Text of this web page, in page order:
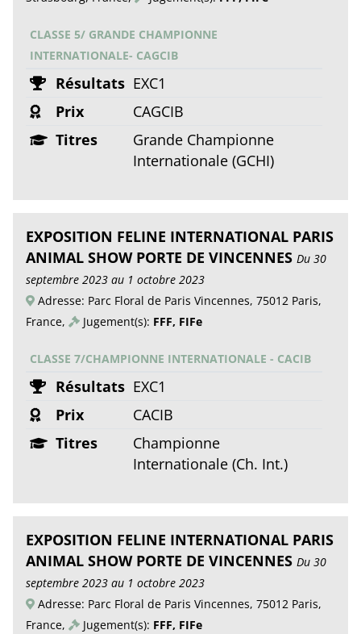
CLASSE 5/ GRANDE CHAMPIONNE
INTERNATIONALE- CAGCIB
Résultats EXC1
Prix
CAGCIB
Titres
Grande Championne
Internationale (GCHI)
EXPOSITION FELINE INTERNATIONAL PARIS
ANIMAL SHOW PORTE DE VINCENNES Du 30
septembre 2023 au 1 octobre 2023
Adresse: Parc Floral de Paris Vincennes, 75012 Paris,
France,
Jugement(s): FFF, FIFe
CLASSE 7/CHAMPIONNE INTERNATIONALE - CACIB
Résultats EXC1
Prix
CACIB
Titres
Championne
Internationale (Ch. Int.)
EXPOSITION FELINE INTERNATIONAL PARIS
ANIMAL SHOW PORTE DE VINCENNES Du 30
septembre 2023 au 1 octobre 2023
Adresse: Parc Floral de Paris Vincennes, 75012 Paris,
France,
Jugement(s): FFF, FIFe